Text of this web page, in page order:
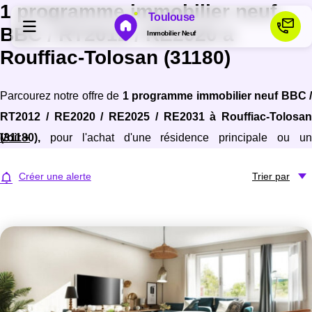
Toulouse
Immobilier Neuf
Investir
Financer
1 programme immobilier neuf
BBC / RT2012 / RE2020 à
Rouffiac-Tolosan (31180)
Parcourez notre offre de 1 programme immobilier neuf BBC /
RT2012 / RE2020 / RE2025 / RE2031 à Rouffiac-Tolosan
(31180), pour l'achat d'une résidence principale ou un
performances énergétiques, pour un gain d'économies dans le
Voir +
Créer une alerte Trier par